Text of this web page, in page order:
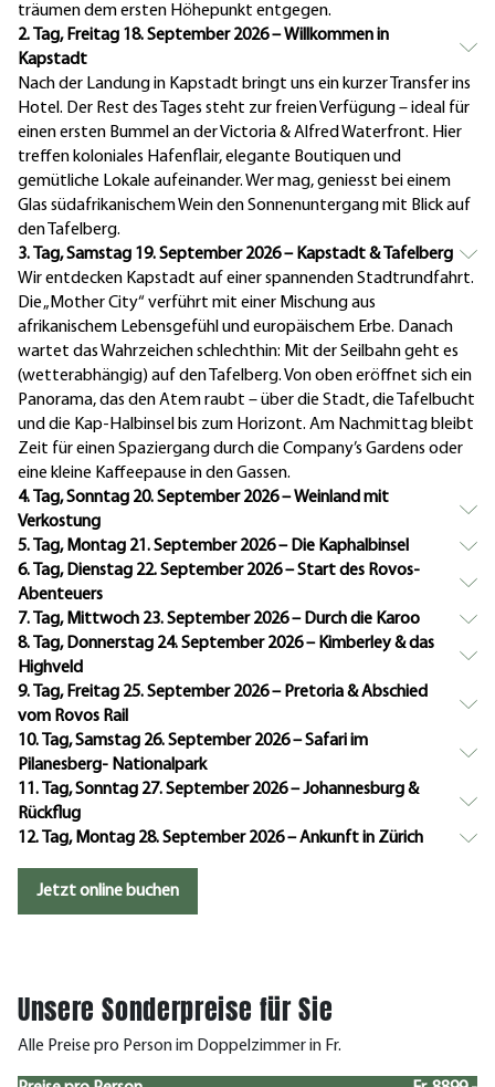
träumen dem ersten Höhepunkt entgegen.
2. Tag, Freitag 18. September 2026 – Willkommen in
Kapstadt
Nach der Landung in Kapstadt bringt uns ein kurzer Transfer ins
Hotel. Der Rest des Tages steht zur freien Verfügung – ideal für
einen ersten Bummel an der Victoria & Alfred Waterfront. Hier
treffen koloniales Hafenflair, elegante Boutiquen und
gemütliche Lokale aufeinander. Wer mag, geniesst bei einem
Glas südafrikanischem Wein den Sonnenuntergang mit Blick auf
den Tafelberg.
3. Tag, Samstag 19. September 2026 – Kapstadt & Tafelberg
Wir entdecken Kapstadt auf einer spannenden Stadtrundfahrt.
Die „Mother City“ verführt mit einer Mischung aus
afrikanischem Lebensgefühl und europäischem Erbe. Danach
wartet das Wahrzeichen schlechthin: Mit der Seilbahn geht es
(wetterabhängig) auf den Tafelberg. Von oben eröffnet sich ein
Panorama, das den Atem raubt – über die Stadt, die Tafelbucht
und die Kap-Halbinsel bis zum Horizont. Am Nachmittag bleibt
Zeit für einen Spaziergang durch die Company’s Gardens oder
eine kleine Kaffeepause in den Gassen.
4. Tag, Sonntag 20. September 2026 – Weinland mit
Verkostung
5. Tag, Montag 21. September 2026 – Die Kaphalbinsel
6. Tag, Dienstag 22. September 2026 – Start des Rovos-
Abenteuers
7. Tag, Mittwoch 23. September 2026 – Durch die Karoo
8. Tag, Donnerstag 24. September 2026 – Kimberley & das
Highveld
9. Tag, Freitag 25. September 2026 – Pretoria & Abschied
vom Rovos Rail
10. Tag, Samstag 26. September 2026 – Safari im
Pilanesberg- Nationalpark
11. Tag, Sonntag 27. September 2026 – Johannesburg &
Rückflug
12. Tag, Montag 28. September 2026 – Ankunft in Zürich
Jetzt online buchen
Unsere Sonderpreise für Sie
Alle Preise pro Person im Doppelzimmer in Fr.